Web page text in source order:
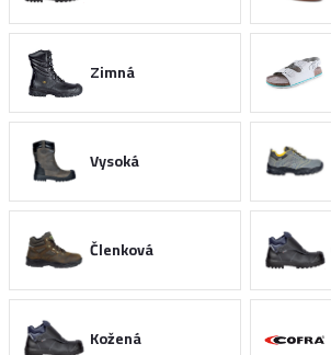
Zimná
Vysoká
Členková
Kožená